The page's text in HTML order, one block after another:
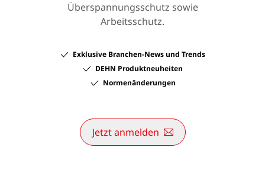
Überspannungsschutz sowie
Arbeitsschutz.
Exklusive Branchen-News und Trends
DEHN Produktneuheiten
Normenänderungen
Jetzt anmelden